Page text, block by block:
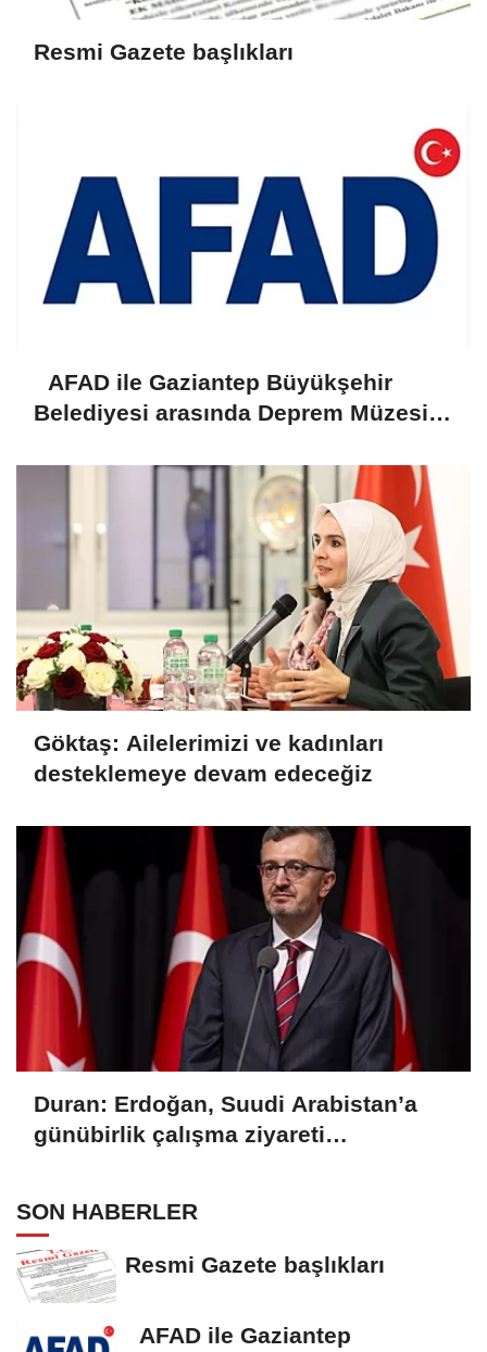
Resmi Gazete başlıkları
AFAD ile Gaziantep Büyükşehir
Belediyesi arasında Deprem Müzesi
Göktaş: Ailelerimizi ve kadınları
desteklemeye devam edeceğiz
Duran: Erdoğan, Suudi Arabistan’a
günübirlik çalışma ziyareti
SON HABERLER
Resmi Gazete başlıkları
AFAD ile Gaziantep